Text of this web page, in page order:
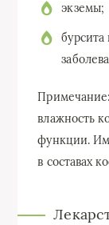
экземы;
бурсита
влажность
функции.
в составах